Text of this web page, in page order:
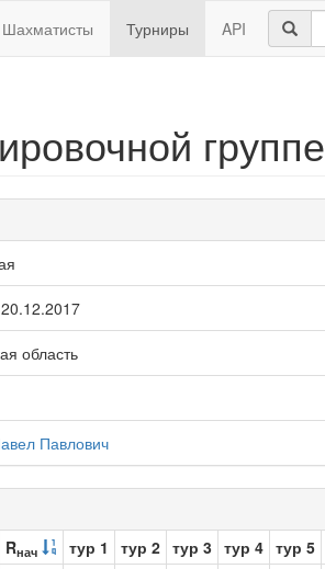
Шахматисты Турниры API
группе
область
Павлович
Rнач тур 1 тур 2 тур 3 тур 4 тур 5